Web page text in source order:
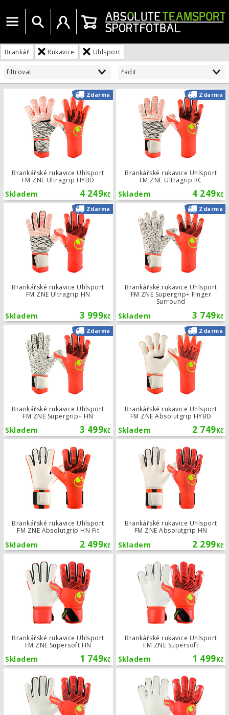
Menu Vyhledat Uživatelský účet
Košík
Brankář Rukavice Uhlsport
filtrovat řadit
Brankářské rukavice Uhlsport
FM ZNE Ultragrip HYBD
4 249Kč
Skladem
Zdarma Brankářské rukavice Uhlsport FM
Brankářské rukavice Uhlsport
FM ZNE Ultragrip RC
4 249Kč
Skladem
Zdarma
Brankářské rukavice Uhlsport
FM ZNE Ultragrip HN
3 999Kč
Skladem
Zdarma Brankářské rukavice Uhlsport FM
Brankářské rukavice Uhlsport
FM ZNE Supergrip+ Finger
Surround
3 749Kč
Skladem
Zdarma
Brankářské rukavice Uhlsport
FM ZNE Supergrip+ HN
3 499Kč
Skladem
Zdarma Brankářské rukavice Uhlsport FM
Brankářské rukavice Uhlsport
FM ZNE Absolutgrip HYBD
2 749Kč
Skladem
Zdarma
Brankářské rukavice Uhlsport
FM ZNE Absolutgrip HN Fit
2 499Kč
Skladem
Brankářské rukavice Uhlsport
FM ZNE Absolutgrip HN
2 299Kč
Skladem
Brankářské rukavice Uhlsport
FM ZNE Supersoft HN
1 749Kč
Skladem
Brankářské rukavice Uhlsport
FM ZNE Supersoft
1 499Kč
Skladem